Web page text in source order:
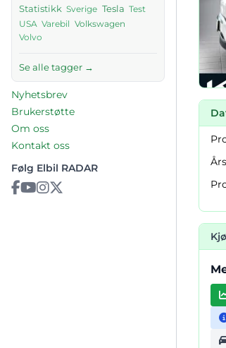
Statistikk Sverige Tesla Test
USA Varebil Volkswagen
Volvo
Se alle tagger →
Nyhetsbrev
Brukerstøtte
Om oss
Kontakt oss
Følg Elbil RADAR